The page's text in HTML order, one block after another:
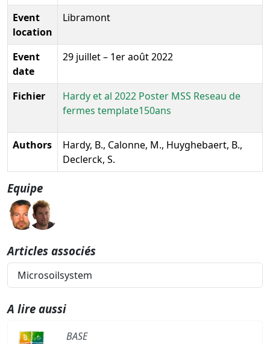
Event
location
Libramont
Event
date
29 juillet – 1er août 2022
Fichier
Hardy et al 2022 Poster MSS Reseau de
fermes template150ans
Authors
Hardy, B., Calonne, M., Huyghebaert, B.,
Declerck, S.
Equipe
Articles associés
Microsoilsystem
A lire aussi
BASE